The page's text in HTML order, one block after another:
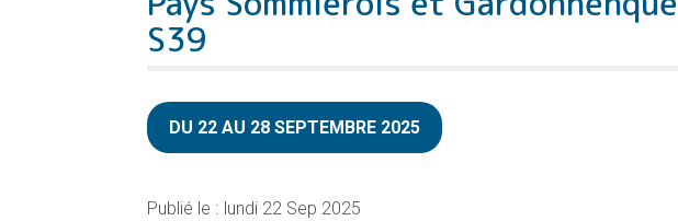
S39
DU 22 AU 28 SEPTEMBRE 2025
lundi 22 Sep 2025